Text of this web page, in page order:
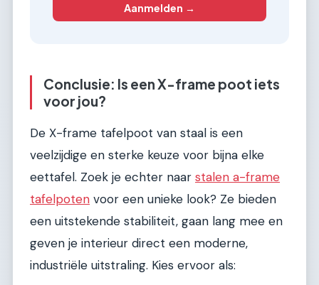
Aanmelden →
Conclusie: Is een X-frame poot iets
voor jou?
De X-frame tafelpoot van staal is een
veelzijdige en sterke keuze voor bijna elke
eettafel. Zoek je echter naar stalen a-frame
tafelpoten voor een unieke look? Ze bieden
een uitstekende stabiliteit, gaan lang mee en
geven je interieur direct een moderne,
industriële uitstraling. Kies ervoor als: